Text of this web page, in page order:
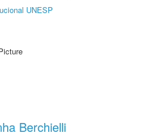
UNESP
Berchielli